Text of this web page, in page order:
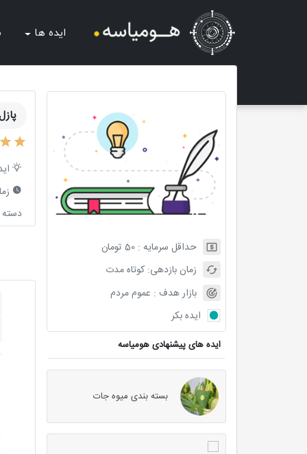
ایده ها
حداقل سرمایه :50 تومان
زمان بازدهی:کوتاه مدت
بازار هدف : عموم مردم
ایده بکر
ایده های پیشنهادی هومیاسه
بسته بندی میوه جات